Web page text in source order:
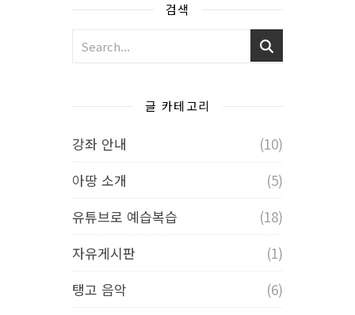
검색
글 카테고리
강좌 안내
(10)
아땅 소개
(5)
유튜브로 예습복습
(18)
자유게시판
(1)
탱고 음악
(6)